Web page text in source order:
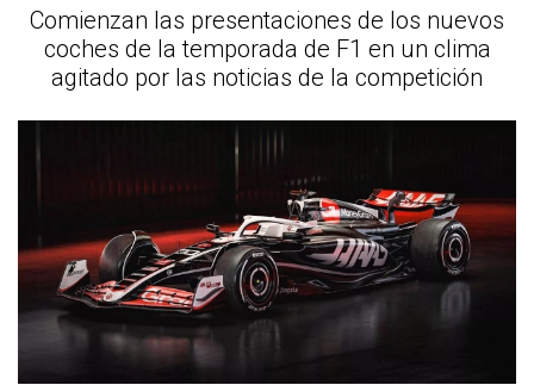
Comienzan las presentaciones de los nuevos
coches de la temporada de F1 en un clima
agitado por las noticias de la competición